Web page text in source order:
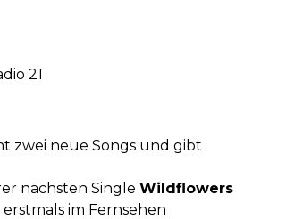
21
zwei neue Songs und gibt
nächsten Single Wildflowers
erstmals im Fernsehen